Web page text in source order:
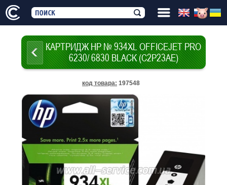
КАРТРИДЖ HP № 934XL OFFICEJET PRO
6230/ 6830 BLACK (C2P23AE)
код товара: 197548